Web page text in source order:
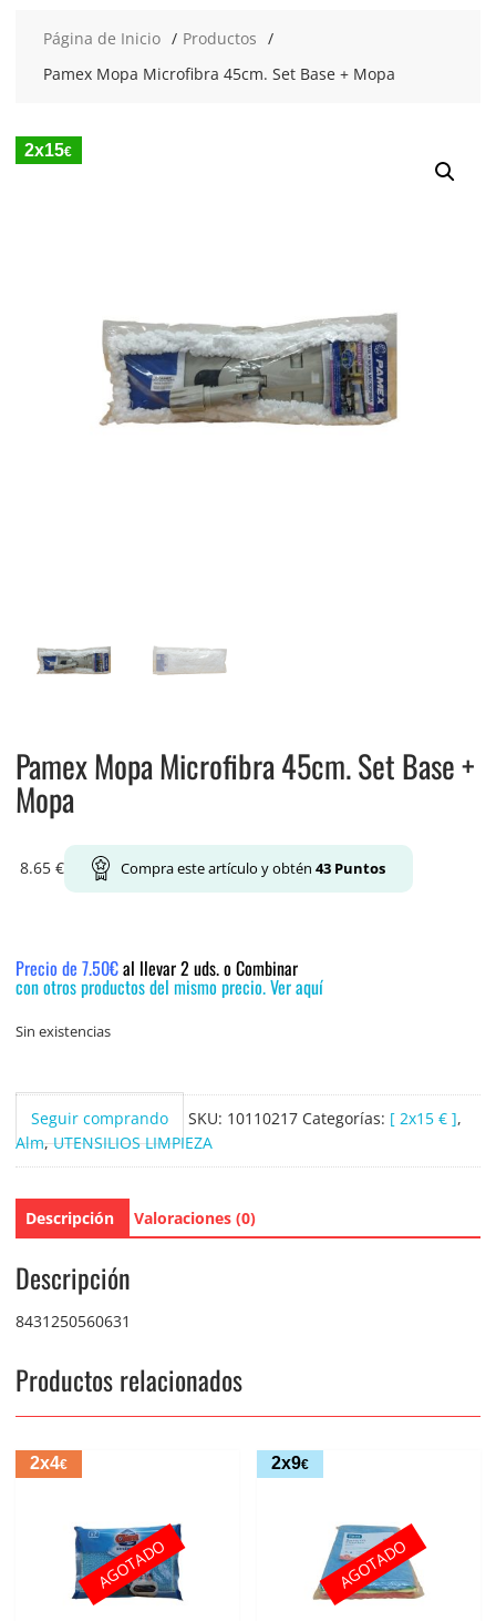
Página de Inicio
Productos
Pamex Mopa Microfibra 45cm. Set Base + Mopa
2x15€
Pamex Mopa Microfibra 45cm. Set Base +
Mopa
8.65 € Compra este artículo y obtén 43Puntos
Precio de 7.50€al llevar 2 uds. o Combinar
con otros productos del mismo precio. Ver aquí
Sin existencias
Seguir comprando SKU: 10110217 Categorías: [ 2x15 € ],
Alm,UTENSILIOS LIMPIEZA
Descripción Valoraciones (0)
Descripción
8431250560631
Productos relacionados
2x4€
AGOTADO
2x9€
AGOTADO